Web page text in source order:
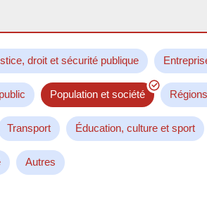
droit et sécurité publique
Population et société
Transport Éducation, culture et sport
Autres